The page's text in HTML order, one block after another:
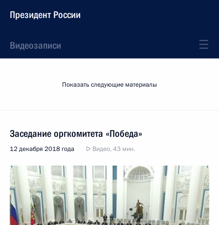
Президент России
Видеозаписи
Показать следующие материалы
Заседание оргкомитета «Победа»
12 декабря 2018 года Видео, 43 мин.